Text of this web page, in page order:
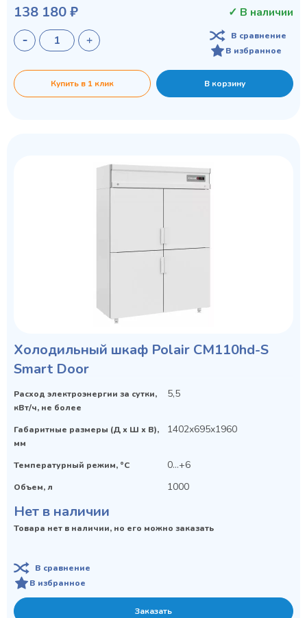
138 180 ₽ ✓ В наличии
В сравнение
В избранное
Купить в 1 клик В корзину
Холодильный шкаф Polair CM110hd-S
Smart Door
Расход электроэнергии за сутки,
кВт/ч, не более
5,5
Габаритные размеры (Д х Ш х В),
мм
1402x695x1960
Температурный режим, °C 0…+6
Объем, л 1000
Нет в наличии
Товара нет в наличии, но его можно заказать
В сравнение
В избранное
Заказать